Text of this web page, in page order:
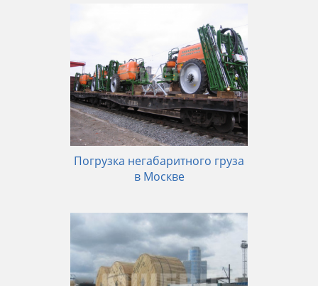
Погрузка негабаритного груза
в Москве